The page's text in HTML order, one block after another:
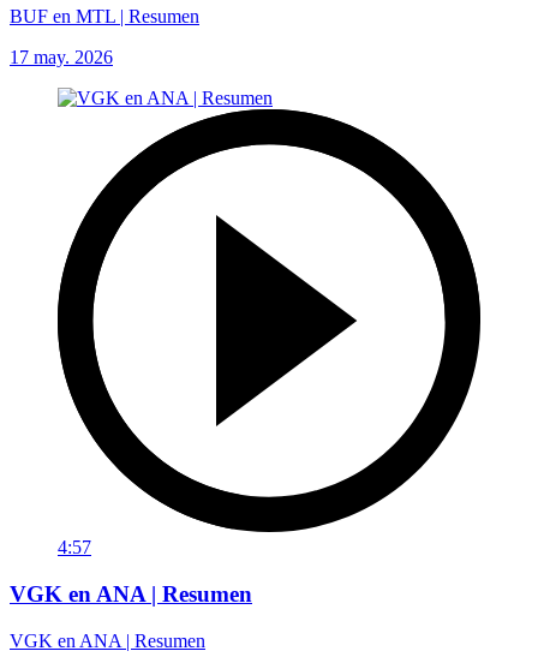
BUF en MTL | Resumen
17 may. 2026
4:57
VGK en ANA | Resumen
VGK en ANA | Resumen